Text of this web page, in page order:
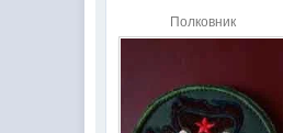
Полковник